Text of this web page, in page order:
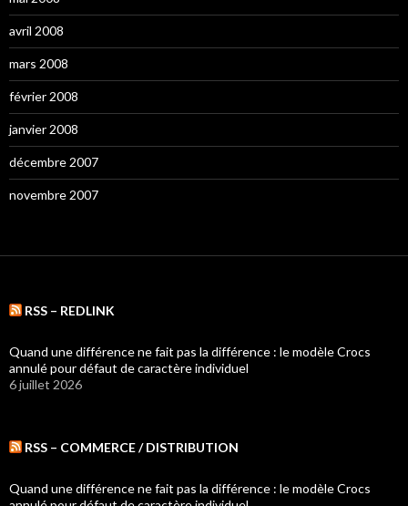
avril 2008
mars 2008
février 2008
janvier 2008
décembre 2007
novembre 2007
RSS – REDLINK
Quand une différence ne fait pas la différence : le modèle Crocs
annulé pour défaut de caractère individuel
6 juillet 2026
RSS – COMMERCE / DISTRIBUTION
Quand une différence ne fait pas la différence : le modèle Crocs